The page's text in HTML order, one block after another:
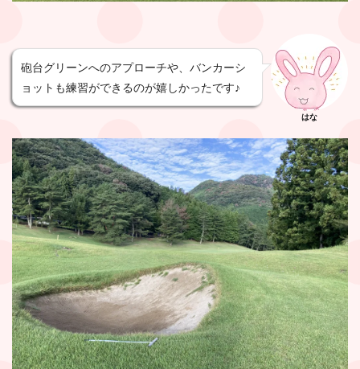
砲台グリーンへのアプローチや、バンカーシ
ョットも練習ができるのが嬉しかったです♪
はな